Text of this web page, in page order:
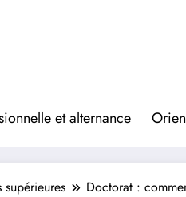
et alternance
supérieures Doctorat :